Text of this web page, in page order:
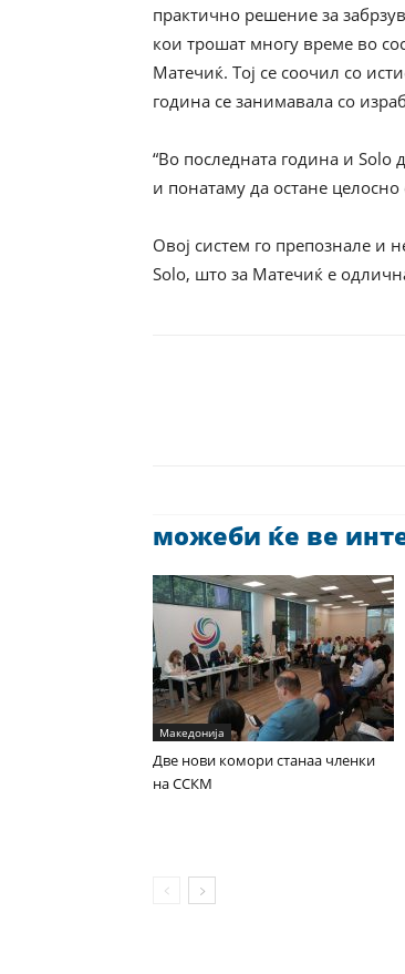
практично решение за
кои трошат многу време во
Матечиќ. Тој се соочил со
година се занимавала со
“Во последната година и
и понатаму да остане
Овој систем го препознале и
Solо, што за Матечиќ е
можеби ќе ве
Македонија
Две нови комори станаа членки
на ССКМ